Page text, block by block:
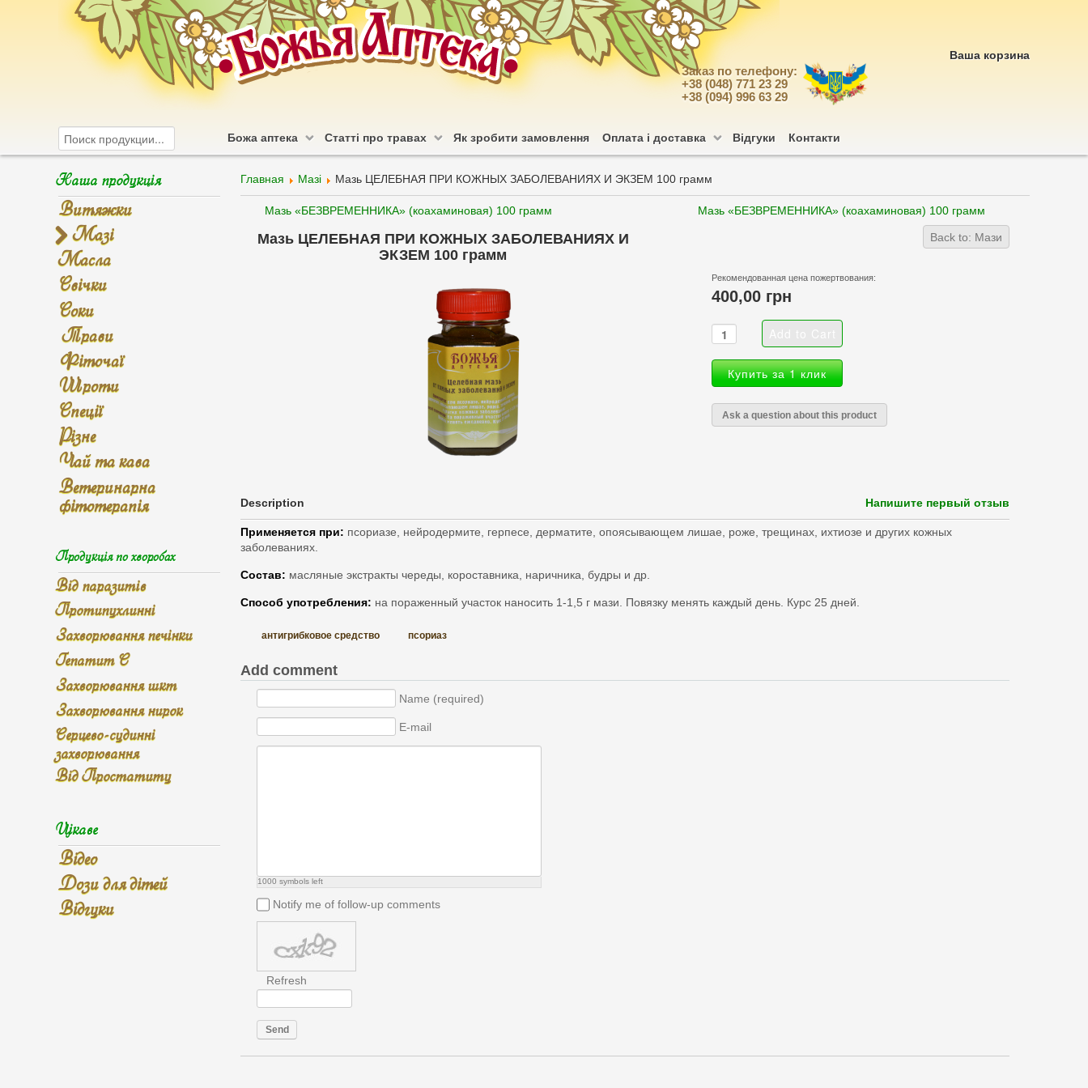
Заказ по телефону:
+38 (048) 771 23 29
+38 (094) 996 63 29
Ваша корзина
Божа аптека Статті про травах Як зробити замовлення Оплата і доставка Відгуки Контакти
Главная Мазі Мазь ЦЕЛЕБНАЯ ПРИ КОЖНЫХ ЗАБОЛЕВАНИЯХ И ЭКЗЕМ 100 грамм
Мазь «БЕЗВРЕМЕННИКА» (коахаминовая) 100 грамм Мазь «БЕЗВРЕМЕННИКА» (коахаминовая) 100 грамм
Back to: Мази
Мазь ЦЕЛЕБНАЯ ПРИ КОЖНЫХ ЗАБОЛЕВАНИЯХ И
ЭКЗЕМ 100 грамм
Рекомендованная цена пожертвования:
400,00 грн
Купить за 1 клик
Ask a question about this product
Description Напишите первый отзыв
Применяется при: псориазе, нейродермите, герпесе, дерматите, опоясывающем лишае, роже, трещинах, ихтиозе и других кожных
заболеваниях.
Состав: масляные экстракты череды, короставника, наричника, будры и др.
Способ употребления: на пораженный участок наносить 1-1,5 г мази. Повязку менять каждый день. Курс 25 дней.
антигрибковое средство псориаз
Add comment
Name (required)
E-mail
1000 symbols left
Notify me of follow-up comments
Refresh
Send
Наша продукція
Витяжки
Мазі
Масла
Свічки
Соки
Трави
Фіточаї
Шроти
Спеції
Різне
Чай та кава
Ветеринарна
фітотерапія
Продукція по хворобах
Від паразитів
Протипухлинні
Захворювання печінки
Гепатит С
Захворювання шкт
Захворювання нирок
Серцево-судинні
захворювання
Від Простатиту
Цікаве
Відео
Дози для дітей
Відгуки